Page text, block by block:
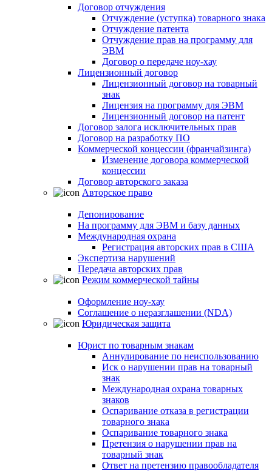
Договор отчуждения
Отчуждение (уступка) товарного знака
Отчуждение патента
Отчуждение прав на программу для
ЭВМ
Договор о передаче ноу-хау
Лицензионный договор
Лицензионный договор на товарный
знак
Лицензия на программу для ЭВМ
Лицензионный договор на патент
Договор залога исключительных прав
Договор на разработку ПО
Коммерческой концессии (франчайзинга)
Изменение договора коммерческой
концессии
Договор авторского заказа
Авторское право
Депонирование
На программу для ЭВМ и базу данных
Международная охрана
Регистрация авторских прав в США
Экспертиза нарушений
Передача авторских прав
Режим коммерческой тайны
Оформление ноу-хау
Соглашение о неразглашении (NDA)
Юридическая защита
Юрист по товарным знакам
Аннулирование по неиспользованию
Иск о нарушении прав на товарный
знак
Международная охрана товарных
знаков
Оспаривание отказа в регистрации
товарного знака
Оспаривание товарного знака
Претензия о нарушении прав на
товарный знак
Ответ на претензию правообладателя